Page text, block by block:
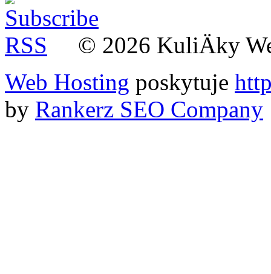
© 2026 KuliÄky
Web Hosting poskytuje
by Rankerz SEO Company